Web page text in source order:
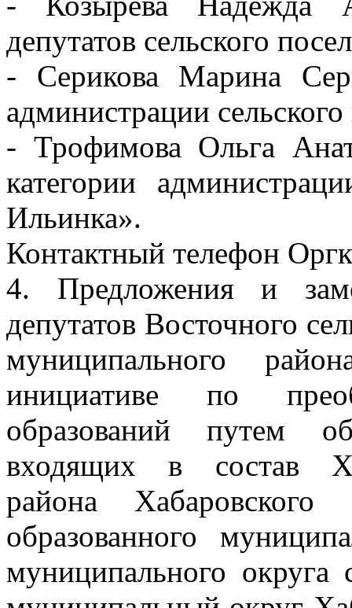
депутатов сельского
- Серикова Марина
администрации
- Трофимова Ольга
категории
Ильинка».
Контактный телефон
4. Предложения и
депутатов Восточного
муниципального
инициативе по
образований путем
входящих в состав
района
образованного
муниципального округа